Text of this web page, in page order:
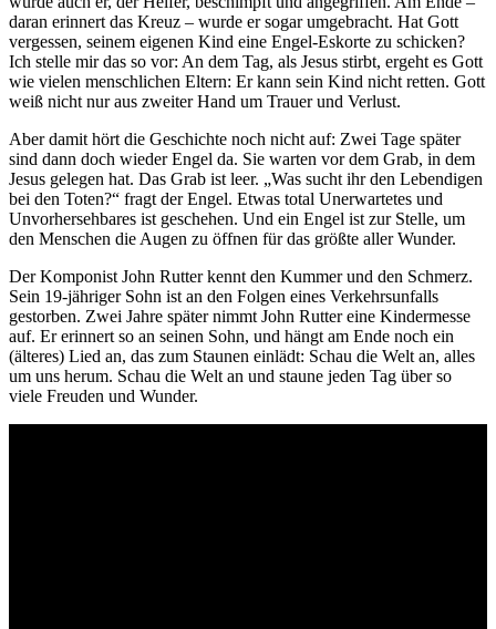
daran erinnert das Kreuz – wurde er sogar umgebracht. Hat Gott
vergessen, seinem eigenen Kind eine Engel-Eskorte zu schicken?
Ich stelle mir das so vor: An dem Tag, als Jesus stirbt, ergeht es Gott
wie vielen menschlichen Eltern: Er kann sein Kind nicht retten. Gott
weiß nicht nur aus zweiter Hand um Trauer und Verlust.
Aber damit hört die Geschichte noch nicht auf: Zwei Tage später
sind dann doch wieder Engel da. Sie warten vor dem Grab, in dem
Jesus gelegen hat. Das Grab ist leer. „Was sucht ihr den Lebendigen
bei den Toten?“ fragt der Engel. Etwas total Unerwartetes und
Unvorhersehbares ist geschehen. Und ein Engel ist zur Stelle, um
den Menschen die Augen zu öffnen für das größte aller Wunder.
Der Komponist John Rutter kennt den Kummer und den Schmerz.
Sein 19-jähriger Sohn ist an den Folgen eines Verkehrsunfalls
gestorben. Zwei Jahre später nimmt John Rutter eine Kindermesse
auf. Er erinnert so an seinen Sohn, und hängt am Ende noch ein
(älteres) Lied an, das zum Staunen einlädt: Schau die Welt an, alles
um uns herum. Schau die Welt an und staune jeden Tag über so
viele Freuden und Wunder.